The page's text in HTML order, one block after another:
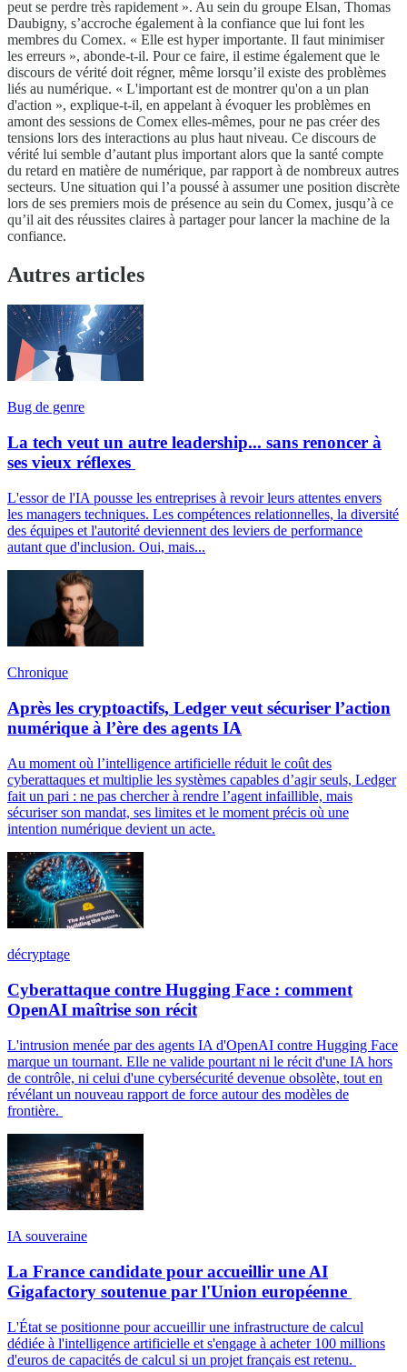
peut se perdre très rapidement ». Au sein du groupe Elsan, Thomas
Daubigny, s’accroche également à la confiance que lui font les
membres du Comex. « Elle est hyper importante. Il faut minimiser
les erreurs », abonde-t-il. Pour ce faire, il estime également que le
discours de vérité doit régner, même lorsqu’il existe des problèmes
liés au numérique. « L'important est de montrer qu'on a un plan
d'action », explique-t-il, en appelant à évoquer les problèmes en
amont des sessions de Comex elles-mêmes, pour ne pas créer des
tensions lors des interactions au plus haut niveau. Ce discours de
vérité lui semble d’autant plus important alors que la santé compte
du retard en matière de numérique, par rapport à de nombreux autres
secteurs. Une situation qui l’a poussé à assumer une position discrète
lors de ses premiers mois de présence au sein du Comex, jusqu’à ce
qu’il ait des réussites claires à partager pour lancer la machine de la
confiance.
Autres articles
Bug de genre
La tech veut un autre leadership... sans renoncer à
ses vieux réflexes
L'essor de l'IA pousse les entreprises à revoir leurs attentes envers
les managers techniques. Les compétences relationnelles, la diversité
des équipes et l'autorité deviennent des leviers de performance
autant que d'inclusion. Oui, mais...
Chronique
Après les cryptoactifs, Ledger veut sécuriser l’action
numérique à l’ère des agents IA
Au moment où l’intelligence artificielle réduit le coût des
cyberattaques et multiplie les systèmes capables d’agir seuls, Ledger
fait un pari : ne pas chercher à rendre l’agent infaillible, mais
sécuriser son mandat, ses limites et le moment précis où une
intention numérique devient un acte.
décryptage
Cyberattaque contre Hugging Face : comment
OpenAI maîtrise son récit
L'intrusion menée par des agents IA d'OpenAI contre Hugging Face
marque un tournant. Elle ne valide pourtant ni le récit d'une IA hors
de contrôle, ni celui d'une cybersécurité devenue obsolète, tout en
révélant un nouveau rapport de force autour des modèles de
frontière.
IA souveraine
La France candidate pour accueillir une AI
Gigafactory soutenue par l'Union européenne
L'État se positionne pour accueillir une infrastructure de calcul
dédiée à l'intelligence artificielle et s'engage à acheter 100 millions
d'euros de capacités de calcul si un projet français est retenu.